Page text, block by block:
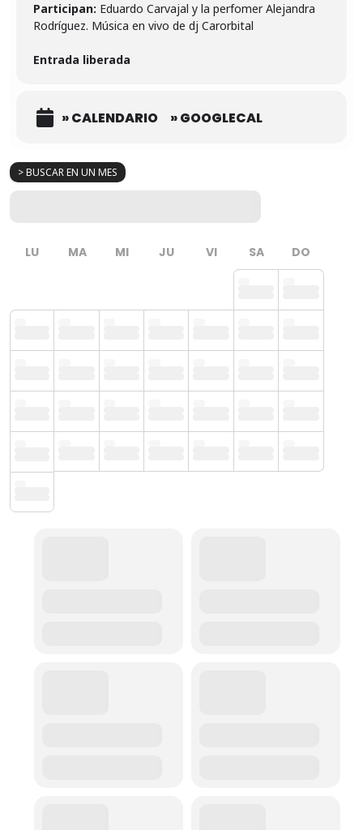
> BUSCAR EN UN MES
LU MA MI JU VI SA DO
Participan: Eduardo Carvajal y la perfomer Alejandra
Rodríguez. Música en vivo de dj Carorbital
Entrada liberada
» CALENDARIO » GOOGLECAL